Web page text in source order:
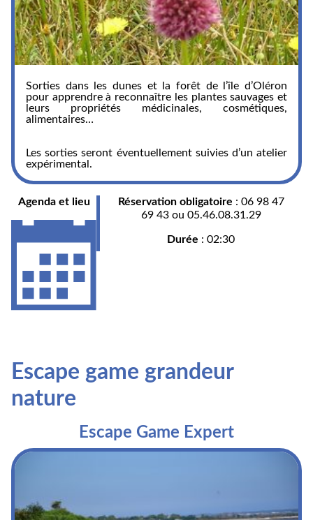
Sorties dans les dunes et la forêt de l’île d’Oléron
pour apprendre à reconnaître les plantes sauvages et
leurs propriétés médicinales, cosmétiques,
alimentaires…
Les sorties seront éventuellement suivies d’un atelier
expérimental.
Agenda et lieu Réservation obligatoire : 06 98 47
69 43 ou 05.46.08.31.29
Durée : 02:30
Escape game grandeur
nature
Escape Game Expert